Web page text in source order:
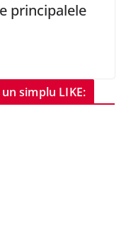
principalele
simplu LIKE: